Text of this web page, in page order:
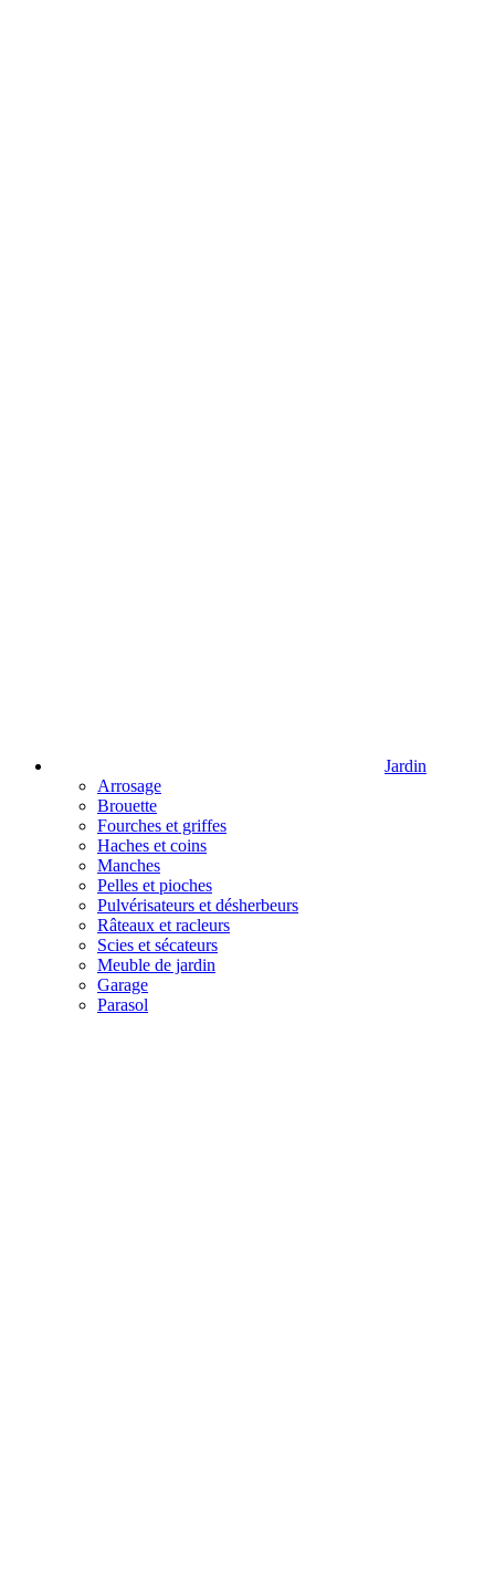
Jardin
Arrosage
Brouette
Fourches et griffes
Haches et coins
Manches
Pelles et pioches
Pulvérisateurs et désherbeurs
Râteaux et racleurs
Scies et sécateurs
Meuble de jardin
Garage
Parasol